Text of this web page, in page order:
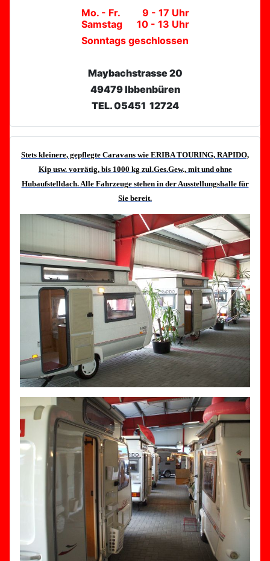
Mo. - Fr. 9 - 17 Uhr
Samstag 10 - 13 Uhr
Sonntags geschlossen
Maybachstrasse 20
49479 Ibbenbüren
TEL. 05451 12724
Stets kleinere, gepflegte Caravans wie ERIBA TOURING, RAPIDO,
Kip usw. vorrätig, bis 1000 kg zul.Ges.Gew., mit und ohne
Hubaufstelldach. Alle Fahrzeuge stehen in der Ausstellungshalle für
Sie bereit.